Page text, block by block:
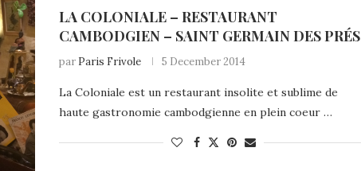
LA COLONIALE – RESTAURANT
CAMBODGIEN – SAINT GERMAIN DES PRÉS
par Paris Frivole 5 December 2014
La Coloniale est un restaurant insolite et sublime de
haute gastronomie cambodgienne en plein coeur …